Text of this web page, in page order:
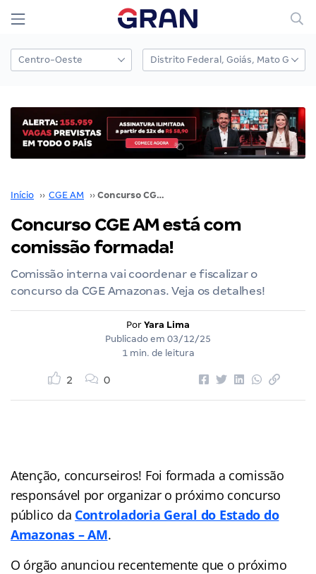
Início ›› CGE AM ›› Concurso CGE AM está com comissão formada!
Concurso CGE AM está com
comissão formada!
Comissão interna vai coordenar e fiscalizar o
concurso da CGE Amazonas. Veja os detalhes!
Por Yara Lima
Publicado em 03/12/25
1 min. de leitura
2 0
Atenção, concurseiros! Foi formada a comissão
responsável por organizar o próximo concurso
público da Controladoria Geral do Estado do
Amazonas – AM.
O órgão anunciou recentemente que o próximo